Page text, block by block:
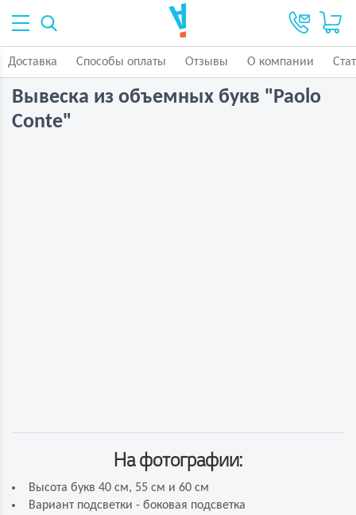
Доставка Способы оплаты Отзывы О компании
Вывеска из объемных букв "Paolo
Conte"
На фотографии:
Высота букв 40 см, 55 см и 60 см
Вариант подсветки - боковая подсветка